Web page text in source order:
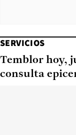
SERVICIOS
Temblor hoy,
consulta